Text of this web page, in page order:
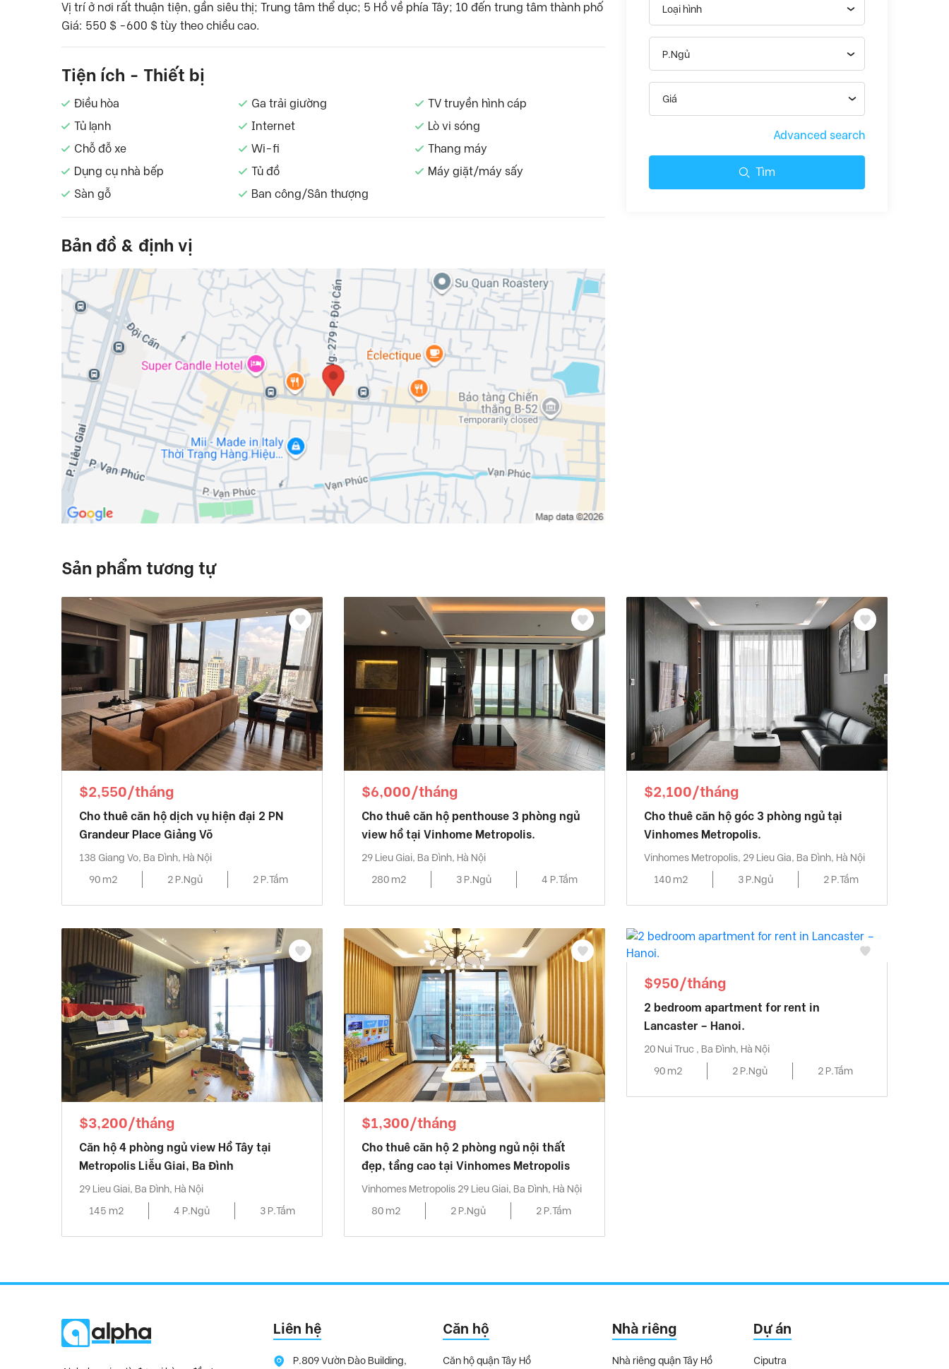
Vị trí ở nơi rất thuận tiện, gần siêu thị; Trung tâm thể dục; 5 Hồ về phía Tây; 10 đến trung tâm thành phố
Giá: 550 $ -600 $ tùy theo chiều cao.
Tiện ích - Thiết bị
Điều hòa Ga trải giường
TV truyền hình cáp
Tủ lạnh
Internet
Lò vi sóng
Chỗ đỗ xe
Wi-fi
Thang máy
Dụng cụ nhà bếp
Tủ đồ
Máy giặt/máy sấy
Sàn gỗ
Ban công/Sân thượng
Bản đồ & định vị
Loại hình
P.Ngủ
Giá
Advanced search
Tìm
Sản phẩm tương tự
$2,550/tháng
Cho thuê căn hộ dịch vụ hiện đại 2 PN
Grandeur Place Giảng Võ
138 Giang Vo, Ba Đình, Hà Nội
90 m2
2 P.Ngủ 2 P.Tắm
$6,000/tháng
Cho thuê căn hộ penthouse 3 phòng ngủ
view hồ tại Vinhome Metropolis.
29 Lieu Giai, Ba Đình, Hà Nội
280 m2
3 P.Ngủ 4 P.Tắm
$2,100/tháng
Cho thuê căn hộ góc 3 phòng ngủ tại
Vinhomes Metropolis.
Vinhomes Metropolis, 29 Lieu Gia, Ba Đình, Hà Nội
140 m2
3 P.Ngủ 2 P.Tắm
$3,200/tháng
Căn hộ 4 phòng ngủ view Hồ Tây tại
Metropolis Liễu Giai, Ba Đình
29 Lieu Giai, Ba Đình, Hà Nội
145 m2
4 P.Ngủ 3 P.Tắm
$1,300/tháng
Cho thuê căn hộ 2 phòng ngủ nội thất
đẹp, tầng cao tại Vinhomes Metropolis
Vinhomes Metropolis 29 Lieu Giai, Ba Đình, Hà Nội
80 m2
2 P.Ngủ 2 P.Tắm
$950/tháng
2 bedroom apartment for rent in
Lancaster – Hanoi.
20 Nui Truc , Ba Đình, Hà Nội
90 m2
2 P.Ngủ 2 P.Tắm
Liên hệ
P.809 Vườn Đào Building,
Căn hộ
Căn hộ quận Tây Hồ
Nhà riêng
Nhà riêng quận Tây Hồ
Dự án
Ciputra